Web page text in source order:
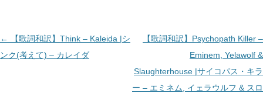
投
稿
←
【歌詞和訳】Think – Kaleida |シ
ンク(考えて) – カレイダ
【歌詞和訳】Psychopath Killer –
Eminem, Yelawolf &
Slaughterhouse |サイコパス・キラ
ー – エミネム, イェラウルフ & スロ